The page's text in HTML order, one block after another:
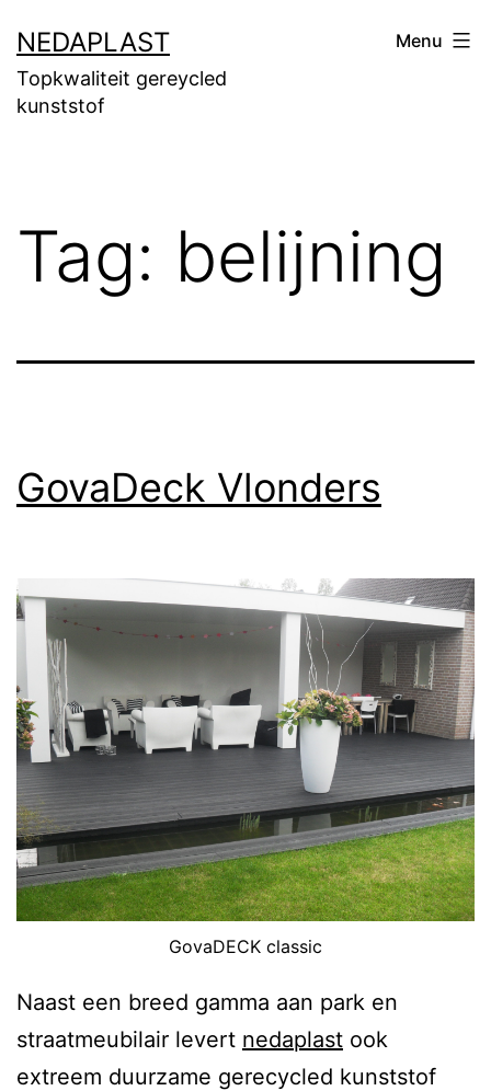
naar
de
NEDAPLAST
Topkwaliteit gereycled
kunststof
Menu
Tag: belijning
GovaDeck Vlonders
GovaDECK classic
Naast een breed gamma aan park en
straatmeubilair levert nedaplast ook
extreem duurzame gerecycled kunststof